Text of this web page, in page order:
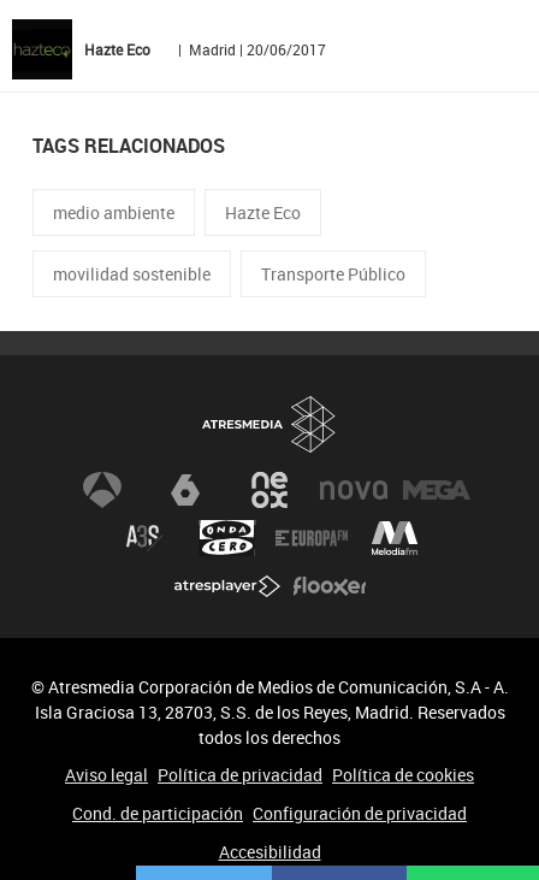
Hazte Eco | Madrid | 20/06/2017
TAGS RELACIONADOS
medio ambiente Hazte Eco
movilidad sostenible Transporte Público
© Atresmedia Corporación de Medios de Comunicación, S.A - A.
Isla Graciosa 13, 28703, S.S. de los Reyes, Madrid. Reservados
todos los derechos
Aviso legal Política de privacidad Política de cookies
Cond. de participación Configuración de privacidad
Accesibilidad